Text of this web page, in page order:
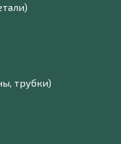
трубки)